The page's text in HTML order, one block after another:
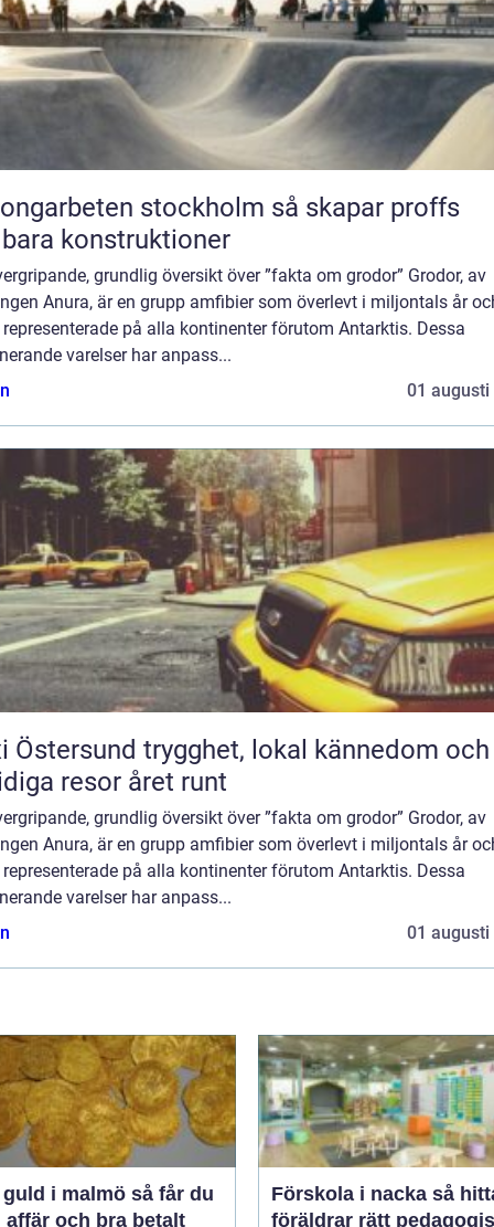
stockholm så skapar proffs
konstruktioner
grundlig översikt över ”fakta om grodor” Grodor, av
Anura, är en grupp amfibier som överlevt i miljontals år
på alla kontinenter förutom Antarktis. Dessa
varelser har anpass...
01 augusti
trygghet, lokal kännedom och
resor året runt
grundlig översikt över ”fakta om grodor” Grodor, av
Anura, är en grupp amfibier som överlevt i miljontals år
på alla kontinenter förutom Antarktis. Dessa
varelser har anpass...
01 augusti
i malmö så får du
affär och bra betalt
Förskola i nacka så hittar
föräldrar rätt